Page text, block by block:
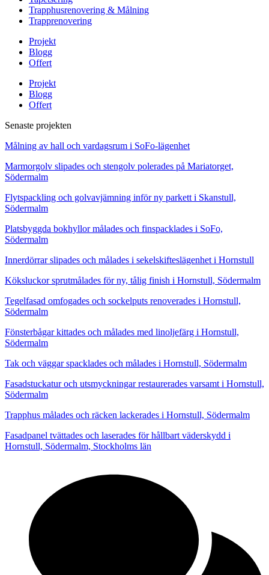
Trapphusrenovering & Målning
Trapprenovering
Projekt
Blogg
Offert
Projekt
Blogg
Offert
Senaste projekten
Målning av hall och vardagsrum i SoFo-lägenhet
Marmorgolv slipades och stengolv polerades på Mariatorget,
Södermalm
Flytspackling och golvavjämning inför ny parkett i Skanstull,
Södermalm
Platsbyggda bokhyllor målades och finspacklades i SoFo,
Södermalm
Innerdörrar slipades och målades i sekelskifteslägenhet i Hornstull
Köksluckor sprutmålades för ny, tålig finish i Hornstull, Södermalm
Tegelfasad omfogades och sockelputs renoverades i Hornstull,
Södermalm
Fönsterbågar kittades och målades med linoljefärg i Hornstull,
Södermalm
Tak och väggar spacklades och målades i Hornstull, Södermalm
Fasadstuckatur och utsmyckningar restaurerades varsamt i Hornstull,
Södermalm
Trapphus målades och räcken lackerades i Hornstull, Södermalm
Fasadpanel tvättades och laserades för hållbart väderskydd i
Hornstull, Södermalm, Stockholms län